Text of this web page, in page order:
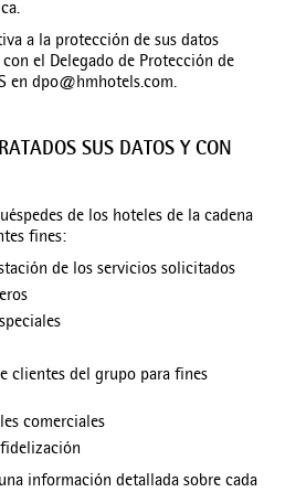
a la protección de sus datos
el Delegado de Protección de
en dpo@hmhotels.com.
SUS DATOS Y CON
de los hoteles de la cadena
fines:
de los servicios solicitados
clientes del grupo para fines
comerciales
información detallada sobre cada